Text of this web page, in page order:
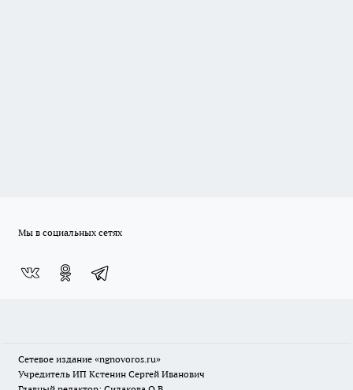
Мы в социальных сетях
Сетевое издание «ngnovoros.ru»
Учредитель ИП Кстенин Сергей Иванович